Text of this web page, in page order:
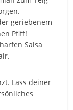
geriebenem
Pfiff!
Salsa
Lass deiner